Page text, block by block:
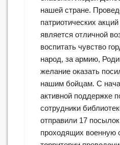
нашей стране.
патриотических
является отличной
воспитать чувство
народ, за армию,
желание оказать
нашим бойцам. С
активной поддержке
сотрудники
отправили 17
проходящих военную